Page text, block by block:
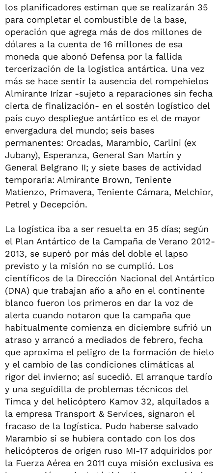
los planificadores estiman que se realizarán 35
para completar el combustible de la base,
operación que agrega más de dos millones de
dólares a la cuenta de 16 millones de esa
moneda que abonó Defensa por la fallida
tercerización de la logística antártica. Una vez
más se hace sentir la ausencia del rompehielos
Almirante Irízar -sujeto a reparaciones sin fecha
cierta de finalización- en el sostén logístico del
país cuyo despliegue antártico es el de mayor
envergadura del mundo; seis bases
permanentes: Orcadas, Marambio, Carlini (ex
Jubany), Esperanza, General San Martín y
General Belgrano II; y siete bases de actividad
temporaria: Almirante Brown, Teniente
Matienzo, Primavera, Teniente Cámara, Melchior,
Petrel y Decepción.
La logística iba a ser resuelta en 35 días; según
el Plan Antártico de la Campaña de Verano 2012-
2013, se superó por más del doble el lapso
previsto y la misión no se cumplió. Los
científicos de la Dirección Nacional del Antártico
(DNA) que trabajan año a año en el continente
blanco fueron los primeros en dar la voz de
alerta cuando notaron que la campaña que
habitualmente comienza en diciembre sufrió un
atraso y arrancó a mediados de febrero, fecha
que aproxima el peligro de la formación de hielo
y el cambio de las condiciones climáticas al
rigor del invierno; así sucedió. El arranque tardío
y una seguidilla de problemas técnicos del
Timca y del helicóptero Kamov 32, alquilados a
la empresa Transport & Services, signaron el
fracaso de la logística. Pudo haberse salvado
Marambio si se hubiera contado con los dos
helicópteros de origen ruso MI-17 adquiridos por
la Fuerza Aérea en 2011 cuya misión exclusiva es